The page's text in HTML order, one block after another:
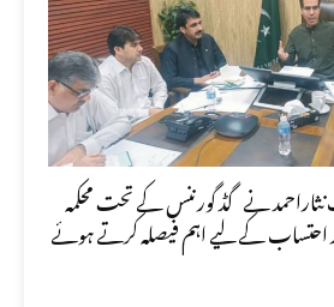
نثاراحمد نے گڈ گورننس کے تحت محکمہ
احتساب کے لیے اہم فیصلہ کرتے ہوئے